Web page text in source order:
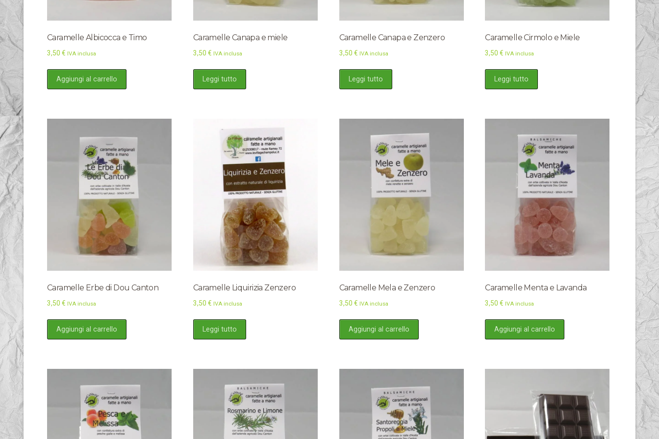
Caramelle Albicocca e Timo
3,50 € IVA inclusa
Aggiungi al carrello
Caramelle Canapa e miele
3,50 € IVA inclusa
Leggi tutto
Caramelle Canapa e Zenzero
3,50 € IVA inclusa
Leggi tutto
Caramelle Cirmolo e Miele
3,50€ IVA inclusa
Leggi tutto
Caramelle Erbe di Dou Canton
3,50 € IVA inclusa
Aggiungi al carrello
Caramelle Liquirizia Zenzero
3,50 € IVA inclusa
Leggi tutto
Caramelle Mela e Zenzero
3,50 € IVA inclusa
Aggiungi al carrello
Caramelle Menta e Lavanda
3,50€ IVA inclusa
Aggiungi al carrello